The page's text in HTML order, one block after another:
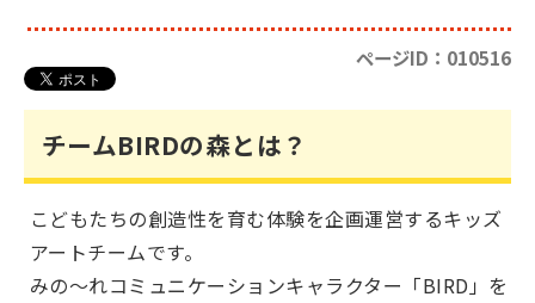
ページID：010516
チームBIRDの森とは？
こどもたちの創造性を育む体験を企画運営するキッズ
アートチームです。
みの～れコミュニケーションキャラクター「BIRD」を